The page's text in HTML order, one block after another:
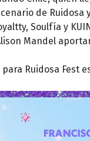
de
Soulfía y
Mandel
Ruidosa Fest